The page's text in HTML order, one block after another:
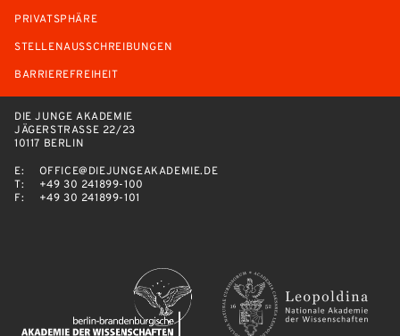
PRIVATSPHÄRE
STELLENAUSSCHREIBUNGEN
BARRIEREFREIHEIT
DIE JUNGE AKADEMIE
JÄGERSTRASSE 22/23
10117 BERLIN
E:
OFFICE@DIEJUNGEAKADEMIE.DE
T:
+49 30 241899-100
F:
+49 30 241899-101